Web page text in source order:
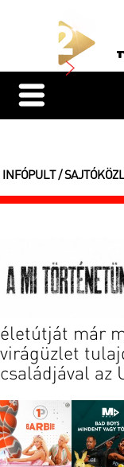
INFÓPULT /
életútját már
virágüzlet
családjával az